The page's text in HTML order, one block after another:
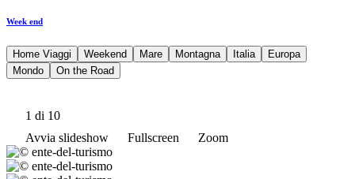
Week end
Home Viaggi Weekend Mare Montagna Italia
Europa
Mondo
On the Road
1 di 10
Avvia slideshow
Fullscreen Zoom